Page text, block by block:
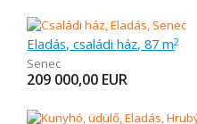
Eladás, családi ház, 87 m2
Senec
209 000,00 EUR